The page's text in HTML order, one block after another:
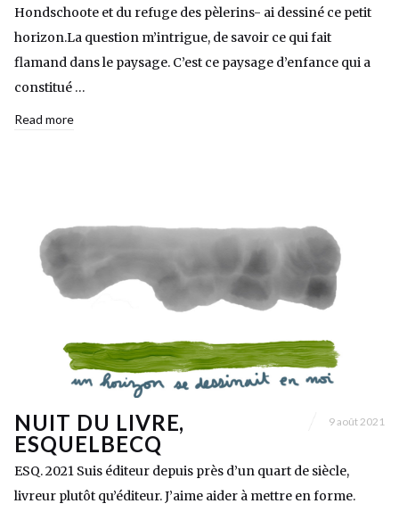
Hondschoote et du refuge des pèlerins- ai dessiné ce petit
horizon.La question m’intrigue, de savoir ce qui fait
flamand dans le paysage. C’est ce paysage d’enfance qui a
constitué …
Read more
NUIT DU LIVRE,
ESQUELBECQ
9 août 2021
ESQ. 2021 Suis éditeur depuis près d’un quart de siècle,
livreur plutôt qu’éditeur. J’aime aider à mettre en forme.